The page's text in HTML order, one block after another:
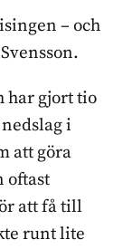
– och
har gjort tio
i
att göra
oftast
att få till
runt lite